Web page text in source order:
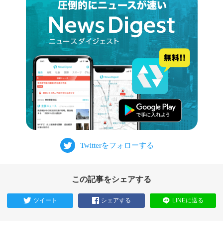
この記事をシェアする
ツイート シェアする LINEに送る